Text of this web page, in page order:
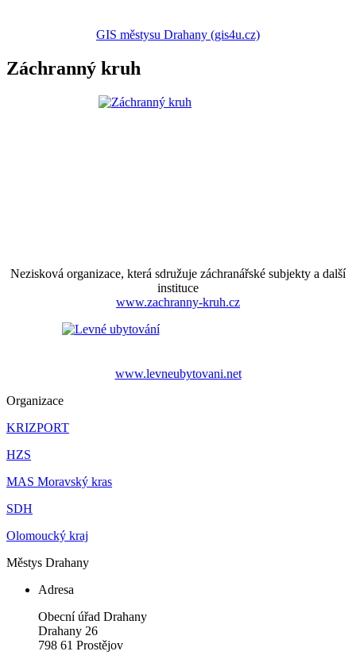
GIS městysu Drahany (gis4u.cz)
Záchranný kruh
Nezisková organizace, která sdružuje záchranářské subjekty a další
instituce
www.zachranny-kruh.cz
www.levneubytovani.net
Organizace
KRIZPORT
HZS
MAS Moravský kras
SDH
Olomoucký kraj
Městys Drahany
Adresa
Obecní úřad Drahany
Drahany 26
798 61 Prostějov